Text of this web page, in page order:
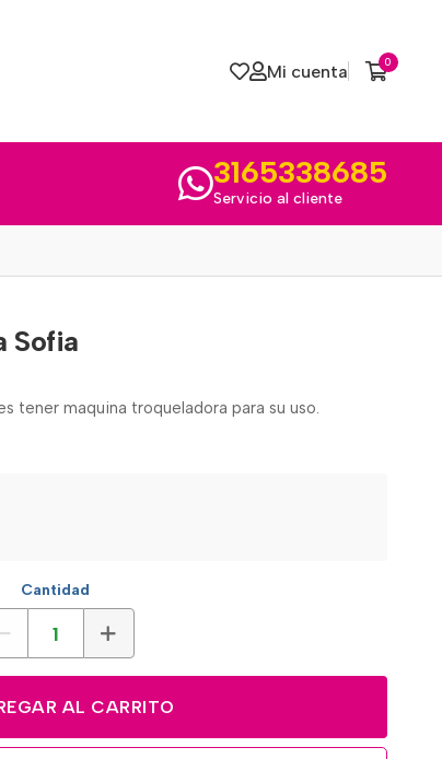
Mi cuenta 0
3165338685
Servicio al cliente
Sofia
tener maquina troqueladora para su uso.
Cantidad
AL CARRITO